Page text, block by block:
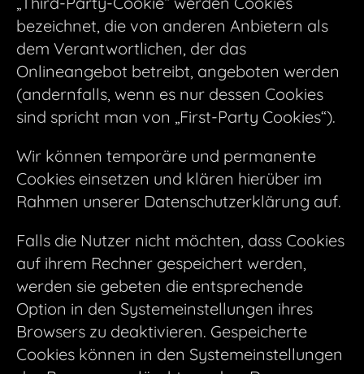
bezeichnet, die von anderen Anbietern als
dem Verantwortlichen, der das
Onlineangebot betreibt, angeboten werden
(andernfalls, wenn es nur dessen Cookies
sind spricht man von „First-Party Cookies“).
Wir können temporäre und permanente
Cookies einsetzen und klären hierüber im
Rahmen unserer Datenschutzerklärung auf.
Falls die Nutzer nicht möchten, dass Cookies
auf ihrem Rechner gespeichert werden,
werden sie gebeten die entsprechende
Option in den Systemeinstellungen ihres
Browsers zu deaktivieren. Gespeicherte
Cookies können in den Systemeinstellungen